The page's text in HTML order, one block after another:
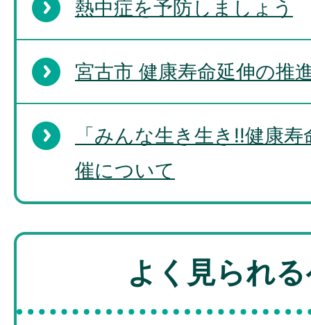
熱中症を予防しましょう
宮古市 健康寿命延伸の推
「みんな生き生き!!健康
催について
よく見られ